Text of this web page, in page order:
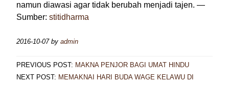
namun diawasi agar tidak berubah menjadi tajen. —
Sumber: stitidharma
2016-10-07by admin
PREVIOUS POST: MAKNA PENJOR BAGI UMAT HINDU
NEXT POST: MEMAKNAI HARI BUDA WAGE KELAWU DI